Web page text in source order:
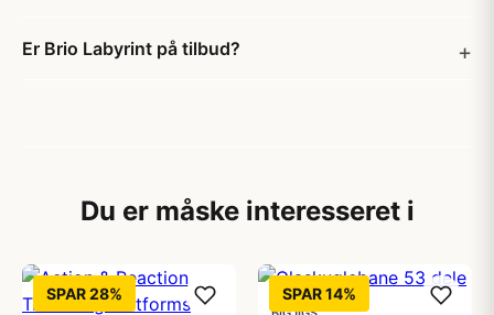
Er Brio Labyrint på tilbud?
Du er måske interesseret i
SPAR 28% SPAR 14%